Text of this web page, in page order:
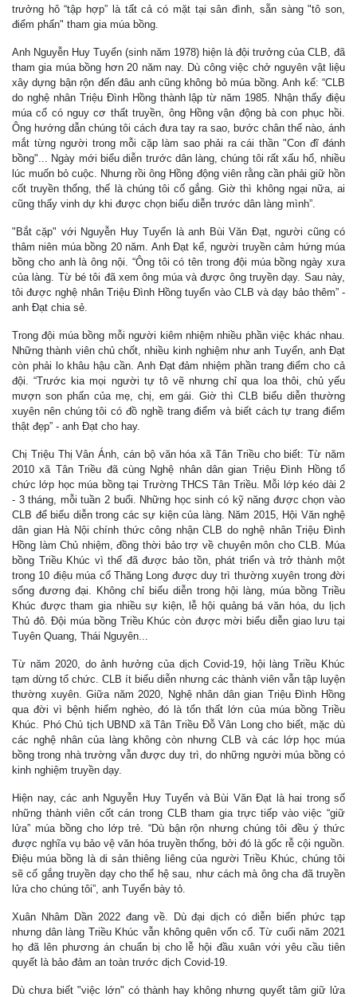
trưởng hô “tập hợp” là tất cả có mặt tại sân đình, sẵn sàng "tô son,
điểm phấn" tham gia múa bồng.
Anh Nguyễn Huy Tuyển (sinh năm 1978) hiện là đội trưởng của CLB, đã
tham gia múa bồng hơn 20 năm nay. Dù công việc chở nguyên vật liệu
xây dựng bận rộn đến đâu anh cũng không bỏ múa bồng. Anh kể: “CLB
do nghệ nhân Triệu Đình Hồng thành lập từ năm 1985. Nhận thấy điệu
múa cổ có nguy cơ thất truyền, ông Hồng vận động bà con phục hồi.
Ông hướng dẫn chúng tôi cách đưa tay ra sao, bước chân thế nào, ánh
mắt từng người trong mỗi cặp làm sao phải ra cái thần "Con đĩ đánh
bồng"... Ngày mới biểu diễn trước dân làng, chúng tôi rất xấu hổ, nhiều
lúc muốn bỏ cuộc. Nhưng rồi ông Hồng động viên rằng cần phải giữ hồn
cốt truyền thống, thế là chúng tôi cố gắng. Giờ thì không ngại nữa, ai
cũng thấy vinh dự khi được chọn biểu diễn trước dân làng mình”.
"Bắt cặp" với Nguyễn Huy Tuyển là anh Bùi Văn Đạt, người cũng có
thâm niên múa bồng 20 năm. Anh Đạt kể, người truyền cảm hứng múa
bồng cho anh là ông nội. “Ông tôi có tên trong đội múa bồng ngày xưa
của làng. Từ bé tôi đã xem ông múa và được ông truyền dạy. Sau này,
tôi được nghệ nhân Triệu Đình Hồng tuyển vào CLB và dạy bảo thêm” -
anh Đạt chia sẻ.
Trong đội múa bồng mỗi người kiêm nhiệm nhiều phần việc khác nhau.
Những thành viên chủ chốt, nhiều kinh nghiệm như anh Tuyển, anh Đạt
còn phải lo khâu hậu cần. Anh Đạt đảm nhiệm phần trang điểm cho cả
đội. “Trước kia mọi người tự tô vẽ nhưng chỉ qua loa thôi, chủ yếu
mượn son phấn của mẹ, chị, em gái. Giờ thì CLB biểu diễn thường
xuyên nên chúng tôi có đồ nghề trang điểm và biết cách tự trang điểm
thật đẹp” - anh Đạt cho hay.
Chị Triệu Thị Vân Ánh, cán bộ văn hóa xã Tân Triều cho biết: Từ năm
2010 xã Tân Triều đã cùng Nghệ nhân dân gian Triệu Đình Hồng tổ
chức lớp học múa bồng tại Trường THCS Tân Triều. Mỗi lớp kéo dài 2
- 3 tháng, mỗi tuần 2 buổi. Những học sinh có kỹ năng được chọn vào
CLB để biểu diễn trong các sự kiện của làng. Năm 2015, Hội Văn nghệ
dân gian Hà Nội chính thức công nhận CLB do nghệ nhân Triệu Đình
Hồng làm Chủ nhiệm, đồng thời bảo trợ về chuyên môn cho CLB. Múa
bồng Triều Khúc vì thế đã được bảo tồn, phát triển và trở thành một
trong 10 điệu múa cổ Thăng Long được duy trì thường xuyên trong đời
sống đương đại. Không chỉ biểu diễn trong hội làng, múa bồng Triều
Khúc được tham gia nhiều sự kiện, lễ hội quảng bá văn hóa, du lịch
Thủ đô. Đội múa bồng Triều Khúc còn được mời biểu diễn giao lưu tại
Tuyên Quang, Thái Nguyên...
Từ năm 2020, do ảnh hưởng của dịch Covid-19, hội làng Triều Khúc
tạm dừng tổ chức. CLB ít biểu diễn nhưng các thành viên vẫn tập luyện
thường xuyên. Giữa năm 2020, Nghệ nhân dân gian Triệu Đình Hồng
qua đời vì bệnh hiểm nghèo, đó là tổn thất lớn của múa bồng Triều
Khúc. Phó Chủ tịch UBND xã Tân Triều Đỗ Vân Long cho biết, mặc dù
các nghệ nhân của làng không còn nhưng CLB và các lớp học múa
bồng trong nhà trường vẫn được duy trì, do những người múa bồng có
kinh nghiệm truyền dạy.
Hiện nay, các anh Nguyễn Huy Tuyển và Bùi Văn Đạt là hai trong số
những thành viên cốt cán trong CLB tham gia trực tiếp vào việc “giữ
lửa” múa bồng cho lớp trẻ. “Dù bận rộn nhưng chúng tôi đều ý thức
được nghĩa vụ bảo vệ văn hóa truyền thống, bởi đó là gốc rễ cội nguồn.
Điệu múa bồng là di sản thiêng liêng của người Triều Khúc, chúng tôi
sẽ cố gắng truyền dạy cho thế hệ sau, như cách mà ông cha đã truyền
lửa cho chúng tôi”, anh Tuyển bày tỏ.
Xuân Nhâm Dần 2022 đang về. Dù đại dịch có diễn biến phức tạp
nhưng dân làng Triều Khúc vẫn không quên vốn cổ. Từ cuối năm 2021
họ đã lên phương án chuẩn bị cho lễ hội đầu xuân với yêu cầu tiên
quyết là bảo đảm an toàn trước dịch Covid-19.
Dù chưa biết "việc lớn" có thành hay không nhưng quyết tâm giữ lửa